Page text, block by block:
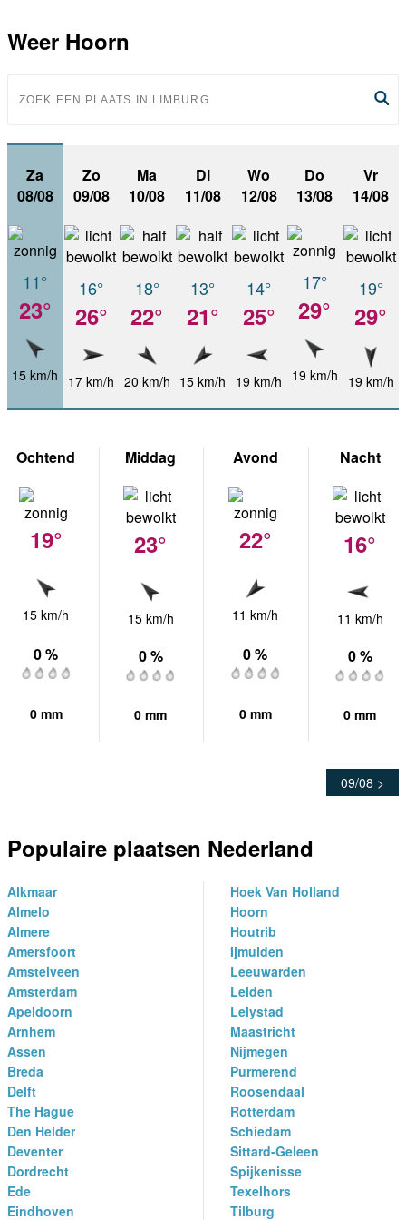
Weer Hoorn
Za
08/08
11°
23°
15 km/h
Zo
09/08
16°
26°
17 km/h
Ma
10/08
18°
22°
20 km/h
Di
11/08
13°
21°
15 km/h
Wo
12/08
14°
25°
19 km/h
Do
13/08
17°
29°
19 km/h
Vr
14/08
19°
29°
19 km/h
Ochtend
19°
15 km/h
0 %
0 mm
Middag
23°
15 km/h
0 %
0 mm
Avond
22°
11 km/h
0 %
0 mm
Nacht
16°
11 km/h
0 %
0 mm
09/08 >
Populaire plaatsen Nederland
Alkmaar
Almelo
Almere
Amersfoort
Amstelveen
Amsterdam
Apeldoorn
Arnhem
Assen
Breda
Delft
The Hague
Den Helder
Deventer
Dordrecht
Ede
Eindhoven
Hoek Van Holland
Hoorn
Houtrib
Ijmuiden
Leeuwarden
Leiden
Lelystad
Maastricht
Nijmegen
Purmerend
Roosendaal
Rotterdam
Schiedam
Sittard-Geleen
Spijkenisse
Texelhors
Tilburg